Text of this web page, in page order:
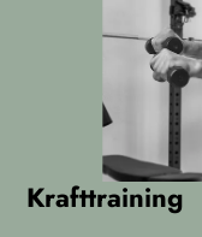
Krafttraining